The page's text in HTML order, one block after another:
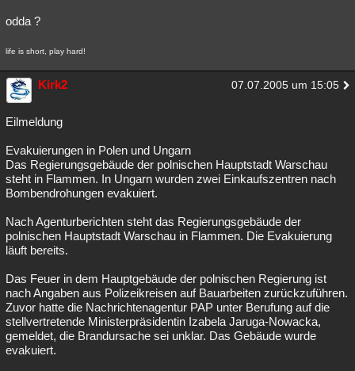
odda ?
life is short, play hard!
Kirk2 07.07.2005 um 15:05
Eilmeldung
Evakuierungen in Polen und Ungarn
Das Regierungsgebäude der polnischen Hauptstadt Warschau
steht in Flammen. In Ungarn wurden zwei Einkaufszentren nach
Bombendrohungen evakuiert.
Nach Agenturberichten steht das Regierungsgebäude der
polnischen Hauptstadt Warschau in Flammen. Die Evakuierung
läuft bereits.
Das Feuer in dem Hauptgebäude der polnischen Regierung ist
nach Angaben aus Polizeikreisen auf Bauarbeiten zurückzuführen.
Zuvor hatte die Nachrichtenagentur PAP unter Berufung auf die
stellvertretende Ministerpräsidentin Izabela Jaruga-Nowacka,
gemeldet, die Brandursache sei unklar. Das Gebäude wurde
evakuiert.